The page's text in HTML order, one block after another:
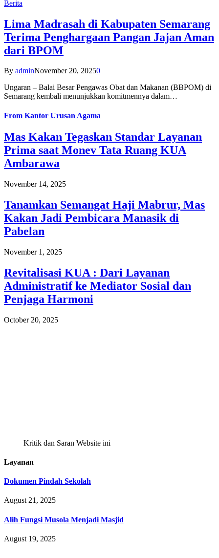
Berita
Lima Madrasah di Kabupaten Semarang
Terima Penghargaan Pangan Jajan Aman
dari BPOM
By adminNovember 20, 20250
Ungaran – Balai Besar Pengawas Obat dan Makanan (BBPOM) di
Semarang kembali menunjukkan komitmennya dalam…
From Kantor Urusan Agama
Mas Kakan Tegaskan Standar Layanan
Prima saat Monev Tata Ruang KUA
Ambarawa
November 14, 2025
Tanamkan Semangat Haji Mabrur, Mas
Kakan Jadi Pembicara Manasik di
Pabelan
November 1, 2025
Revitalisasi KUA : Dari Layanan
Administratif ke Mediator Sosial dan
Penjaga Harmoni
October 20, 2025
Kritik dan Saran Website ini
Layanan
Dokumen Pindah Sekolah
August 21, 2025
Alih Fungsi Musola Menjadi Masjid
August 19, 2025